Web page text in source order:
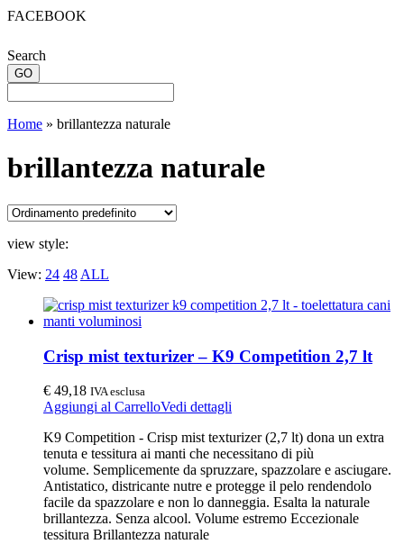
FACEBOOK
Search
Home » brillantezza naturale
brillantezza naturale
view style:
View: 24 48 ALL
Crisp mist texturizer – K9 Competition 2,7 lt
€ 49,18 IVA esclusa
Aggiungi al CarrelloVedi dettagli
K9 Competition - Crisp mist texturizer (2,7 lt) dona un extra
tenuta e tessitura ai manti che necessitano di più
volume. Semplicemente da spruzzare, spazzolare e asciugare.
Antistatico, districante nutre e protegge il pelo rendendolo
facile da spazzolare e non lo danneggia. Esalta la naturale
brillantezza. Senza alcool. Volume estremo Eccezionale
tessitura Brillantezza naturale